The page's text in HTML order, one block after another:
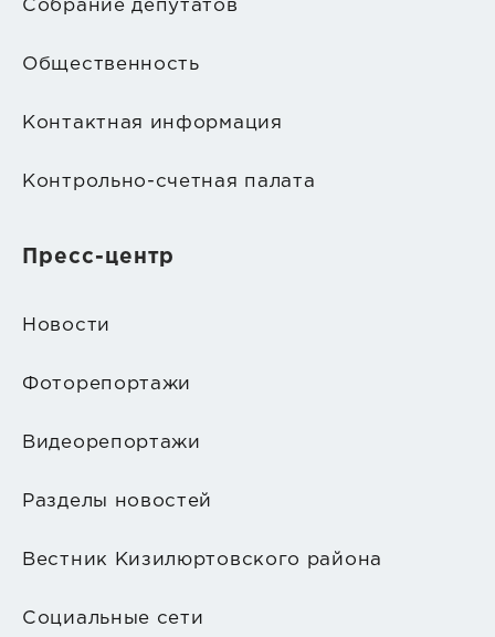
Собрание депутатов
Общественность
Контактная информация
Контрольно-счетная палата
Пресс-центр
Новости
Фоторепортажи
Видеорепортажи
Разделы новостей
Вестник Кизилюртовского района
Социальные сети